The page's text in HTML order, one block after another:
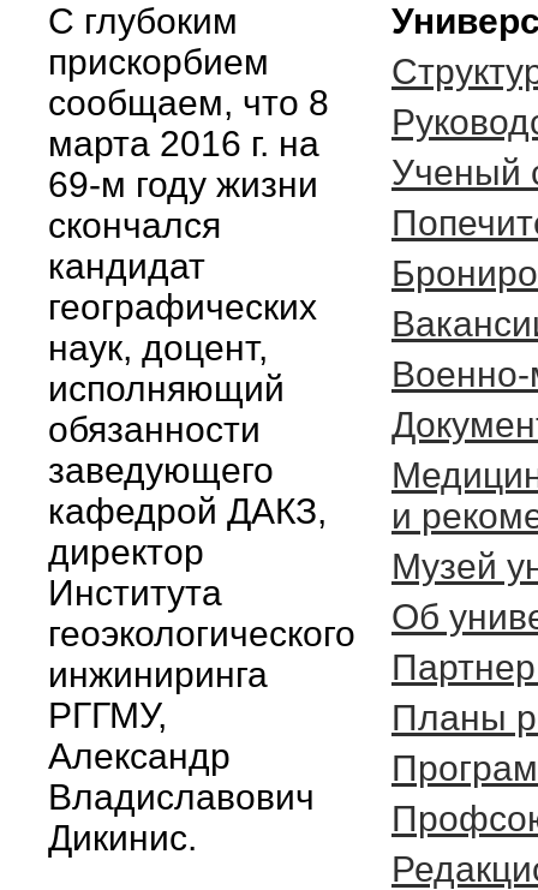
С глубоким
прискорбием
сообщаем, что 8
марта 2016 г. на
69-м году жизни
скончался
кандидат
географических
наук, доцент,
исполняющий
обязанности
заведующего
кафедрой ДАКЗ,
директор
Института
геоэкологического
инжиниринга
РГГМУ,
Александр
Владиславович
Дикинис.
Ученый
и
Музей
Об
Планы